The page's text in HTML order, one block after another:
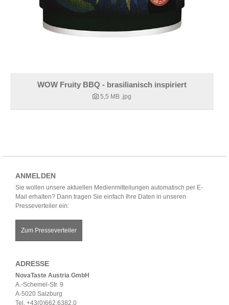
WOW Fruity BBQ - brasilianisch inspiriert
5,5 MB .jpg
ANMELDEN
Sie wollen unsere aktuellen Medienmitteilungen automatisch per E-
Mail erhalten? Dann tragen Sie einfach Ihre Daten in unseren
Presseverteiler ein:
Zum Presseverteiler
ADRESSE
NovaTaste Austria GmbH
A.-Schemel-Str. 9
A-5020 Salzburg
Tel. +43(0)662.6382.0